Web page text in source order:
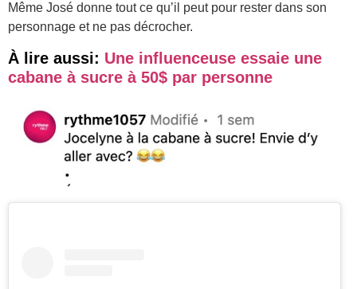
Même José donne tout ce qu’il peut pour rester dans son
personnage et ne pas décrocher.
À lire aussi: Une influenceuse essaie une
cabane à sucre à 50$ par personne